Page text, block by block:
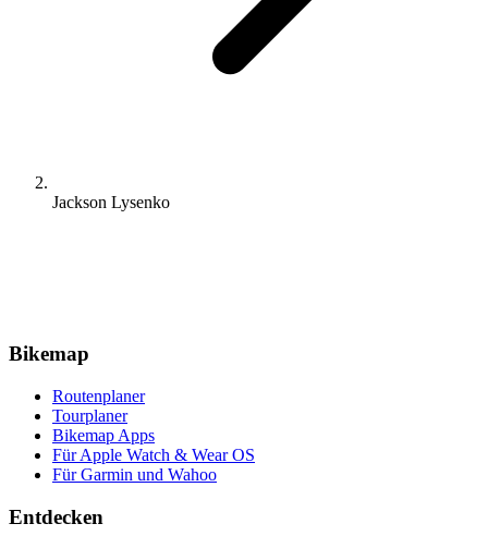
Jackson Lysenko
Bikemap
Routenplaner
Tourplaner
Bikemap Apps
Für Apple Watch & Wear OS
Für Garmin und Wahoo
Entdecken